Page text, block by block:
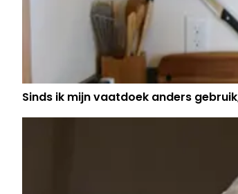
Sinds ik mijn vaatdoek anders